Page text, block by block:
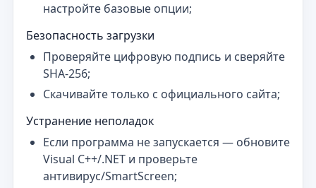
настройте базовые опции;
Безопасность загрузки
Проверяйте цифровую подпись и сверяйте
SHA‑256;
Скачивайте только с официального сайта;
Устранение неполадок
Если программа не запускается — обновите
Visual C++/.NET и проверьте
антивирус/SmartScreen;